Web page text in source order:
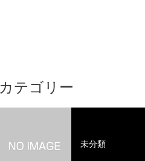
カテゴリー
未分類